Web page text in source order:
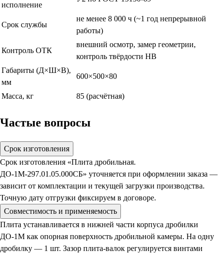
исполнение
Срок службы
не менее 8 000 ч (~1 год непрерывной
работы)
Контроль ОТК
внешний осмотр, замер геометрии,
контроль твёрдости HB
Габариты (Д×Ш×В),
мм
600×500×80
Масса, кг 85 (расчётная)
Частые вопросы
Срок изготовления
Срок изготовления «Плита дробильная.
ДО-1М-297.01.05.000СБ» уточняется при оформлении заказа —
зависит от комплектации и текущей загрузки производства.
Точную дату отгрузки фиксируем в договоре.
Совместимость и применяемость
Плита устанавливается в нижней части корпуса дробилки
ДО-1М как опорная поверхность дробильной камеры. На одну
дробилку — 1 шт. Зазор плита-валок регулируется винтами